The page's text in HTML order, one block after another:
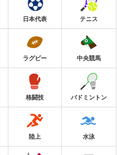
日本代表 テニス
ラグビー 中央競馬
格闘技 バドミントン
陸上 水泳